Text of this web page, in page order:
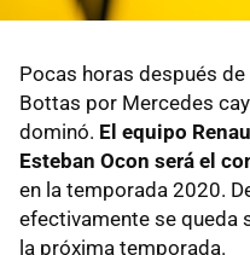
Pocas horas después
Bottas por Mercedes
dominó. El equipo
Esteban Ocon será el
en la temporada 2020.
efectivamente se queda
la próxima temporada.